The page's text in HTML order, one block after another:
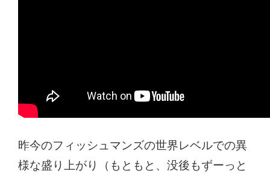
昨今のフィッシュマンズの世界レベルでの異
様な盛り上がり（もともと、没後もずーっと